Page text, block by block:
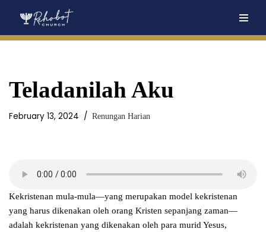
Teladanilah Aku
February 13, 2024 Renungan Harian
Kekristenan mula-mula—yang merupakan model kekristenan
yang harus dikenakan oleh orang Kristen sepanjang zaman—
adalah kekristenan yang dikenakan oleh para murid Yesus,